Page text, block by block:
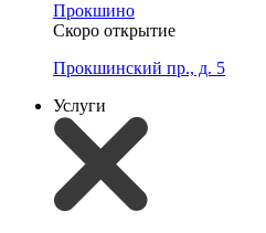
Прокшино
Скоро открытие
Прокшинский пр., д. 5
Услуги